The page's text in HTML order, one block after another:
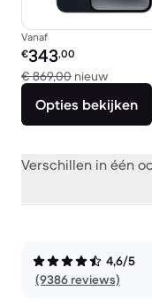
Vanaf
Refurbished prijs:
€343,00
€ 869,00 nieuw
Opties bekijken
Verschillen in één
4,6/5
(9386 reviews)